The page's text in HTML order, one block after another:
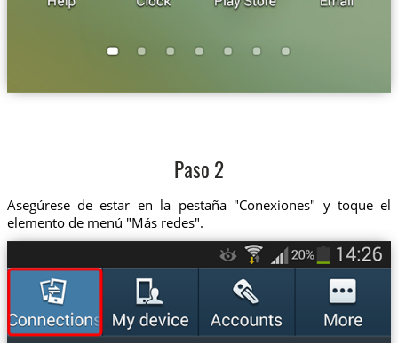
Paso 2
Asegúrese de estar en la pestaña "Conexiones" y toque el
elemento de menú "Más redes".